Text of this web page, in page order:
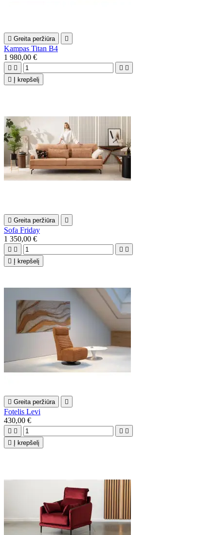
 Greita peržiūra 
Kampas Titan B4
1 980,00 €
   

Į krepšelį
 Greita peržiūra 
Sofa Friday
1 350,00 €
   

Į krepšelį
 Greita peržiūra 
Fotelis Levi
430,00 €
   

Į krepšelį